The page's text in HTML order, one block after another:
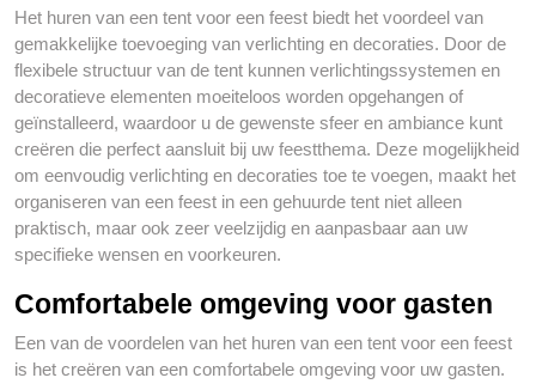
Het huren van een tent voor een feest biedt het voordeel van
gemakkelijke toevoeging van verlichting en decoraties. Door de
flexibele structuur van de tent kunnen verlichtingssystemen en
decoratieve elementen moeiteloos worden opgehangen of
geïnstalleerd, waardoor u de gewenste sfeer en ambiance kunt
creëren die perfect aansluit bij uw feestthema. Deze mogelijkheid
om eenvoudig verlichting en decoraties toe te voegen, maakt het
organiseren van een feest in een gehuurde tent niet alleen
praktisch, maar ook zeer veelzijdig en aanpasbaar aan uw
specifieke wensen en voorkeuren.
Comfortabele omgeving voor gasten
Een van de voordelen van het huren van een tent voor een feest
is het creëren van een comfortabele omgeving voor uw gasten.